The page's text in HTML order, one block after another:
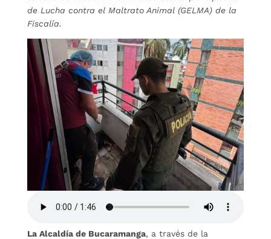
de Lucha contra el Maltrato Animal (GELMA) de la
Fiscalía.
La Alcaldía de Bucaramanga, a través de la